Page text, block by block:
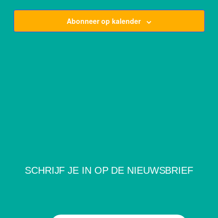
Abonneer op kalender
SCHRIJF JE IN OP DE NIEUWSBRIEF